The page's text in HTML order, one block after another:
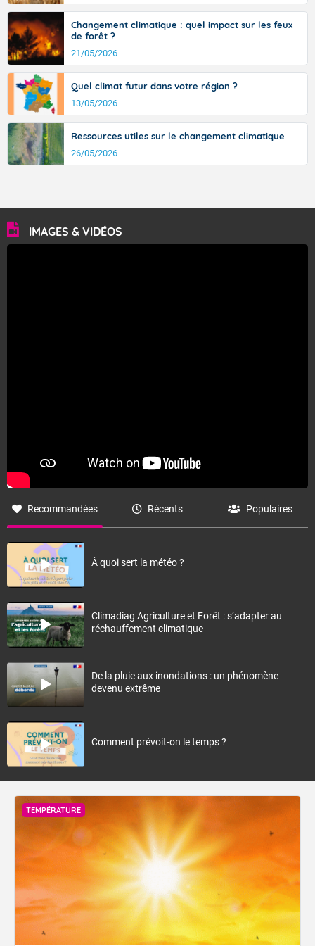
Changement climatique : quel impact sur les feux
de forêt ?
21/05/2026
Quel climat futur dans votre région ?
13/05/2026
Ressources utiles sur le changement climatique
26/05/2026
IMAGES & VIDÉOS
Recommandées Récents Populaires
À quoi sert la météo ?
Climadiag Agriculture et Forêt : s’adapter au
réchauffement climatique
De la pluie aux inondations : un phénomène
devenu extrême
Comment prévoit-on le temps ?
TEMPÉRATURE